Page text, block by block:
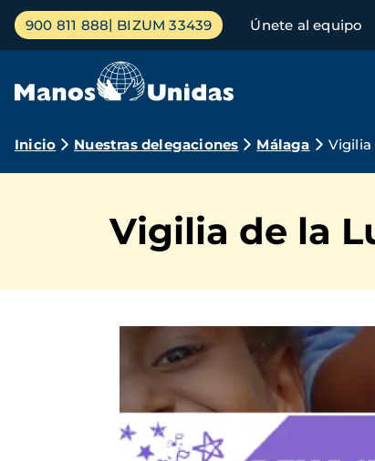
Pasar
contenido
Menú
principal
900 811 888 BIZUM 33439 Únete al equipo
Ruta
navegación
Inicio Nuestras delegaciones Málaga Vigilia
Vigilia de la